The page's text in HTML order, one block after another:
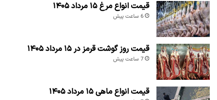
قیمت انواع مرغ ۱۵ مرداد ۱۴۰۵
6 ساعت پیش
قیمت روز گوشت قرمز در ۱۵ مرداد ۱۴۰۵
7 ساعت پیش
قیمت انواع ماهی ۱۵ مرداد ۱۴۰۵